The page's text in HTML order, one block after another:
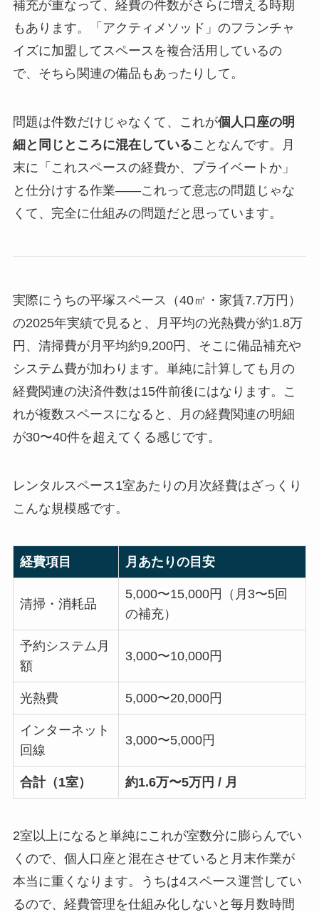
補充が重なって、経費の件数がさらに増える時期
もあります。「アクティメソッド」のフランチャ
イズに加盟してスペースを複合活用しているの
で、そちら関連の備品もあったりして。
問題は件数だけじゃなくて、これが個人口座の明
細と同じところに混在していることなんです。月
末に「これスペースの経費か、プライベートか」
と仕分けする作業——これって意志の問題じゃな
くて、完全に仕組みの問題だと思っています。
実際にうちの平塚スペース（40㎡・家賃7.7万円）
の2025年実績で見ると、月平均の光熱費が約1.8万
円、清掃費が月平均約9,200円、そこに備品補充や
システム費が加わります。単純に計算しても月の
経費関連の決済件数は15件前後にはなります。こ
れが複数スペースになると、月の経費関連の明細
が30〜40件を超えてくる感じです。
レンタルスペース1室あたりの月次経費はざっくり
こんな規模感です。
経費項目 月あたりの目安
清掃・消耗品
5,000〜15,000円（月3〜5回
の補充）
予約システム月
額
3,000〜10,000円
光熱費 5,000〜20,000円
インターネット
回線
3,000〜5,000円
合計（1室） 約1.6万〜5万円 / 月
2室以上になると単純にこれが室数分に膨らんでい
くので、個人口座と混在させていると月末作業が
本当に重くなります。うちは4スペース運営してい
るので、経費管理を仕組み化しないと毎月数時間